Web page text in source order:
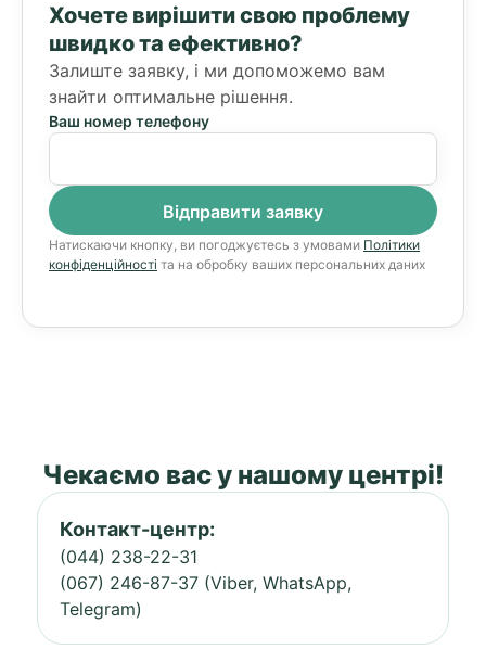
Хочете вирішити свою проблему
швидко та ефективно?
Залиште заявку, і ми допоможемо вам
знайти оптимальне рішення.
Ваш номер телефону
Натискаючи кнопку, ви погоджуєтесь з умовами Політики
конфіденційності та на обробку ваших персональних даних
Чекаємо вас у нашому центрі!
Контакт-центр:
(044) 238-22-31
(067) 246-87-37 (Viber, WhatsApp,
Telegram)